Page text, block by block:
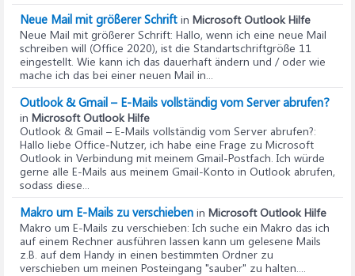
Neue Mail mit größerer Schrift in Microsoft Outlook Hilfe
Neue Mail mit größerer Schrift: Hallo, wenn ich eine neue Mail
schreiben will (Office 2020), ist die Standartschriftgröße 11
eingestellt. Wie kann ich das dauerhaft ändern und / oder wie
mache ich das bei einer neuen Mail in...
Outlook & Gmail – E-Mails vollständig vom Server abrufen?
in Microsoft Outlook Hilfe
Outlook & Gmail – E-Mails vollständig vom Server abrufen?:
Hallo liebe Office-Nutzer, ich habe eine Frage zu Microsoft
Outlook in Verbindung mit meinem Gmail-Postfach. Ich würde
gerne alle E-Mails aus meinem Gmail-Konto in Outlook abrufen,
sodass diese...
Makro um E-Mails zu verschieben in Microsoft Outlook Hilfe
Makro um E-Mails zu verschieben: Ich suche ein Makro das ich
auf einem Rechner ausführen lassen kann um gelesene Mails
z.B. auf dem Handy in einen bestimmten Ordner zu
verschieben um meinen Posteingang "sauber" zu halten....